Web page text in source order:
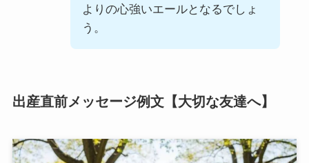
よりの心強いエールとなるでしょ
う。
出産直前メッセージ例文【大切な友達へ】